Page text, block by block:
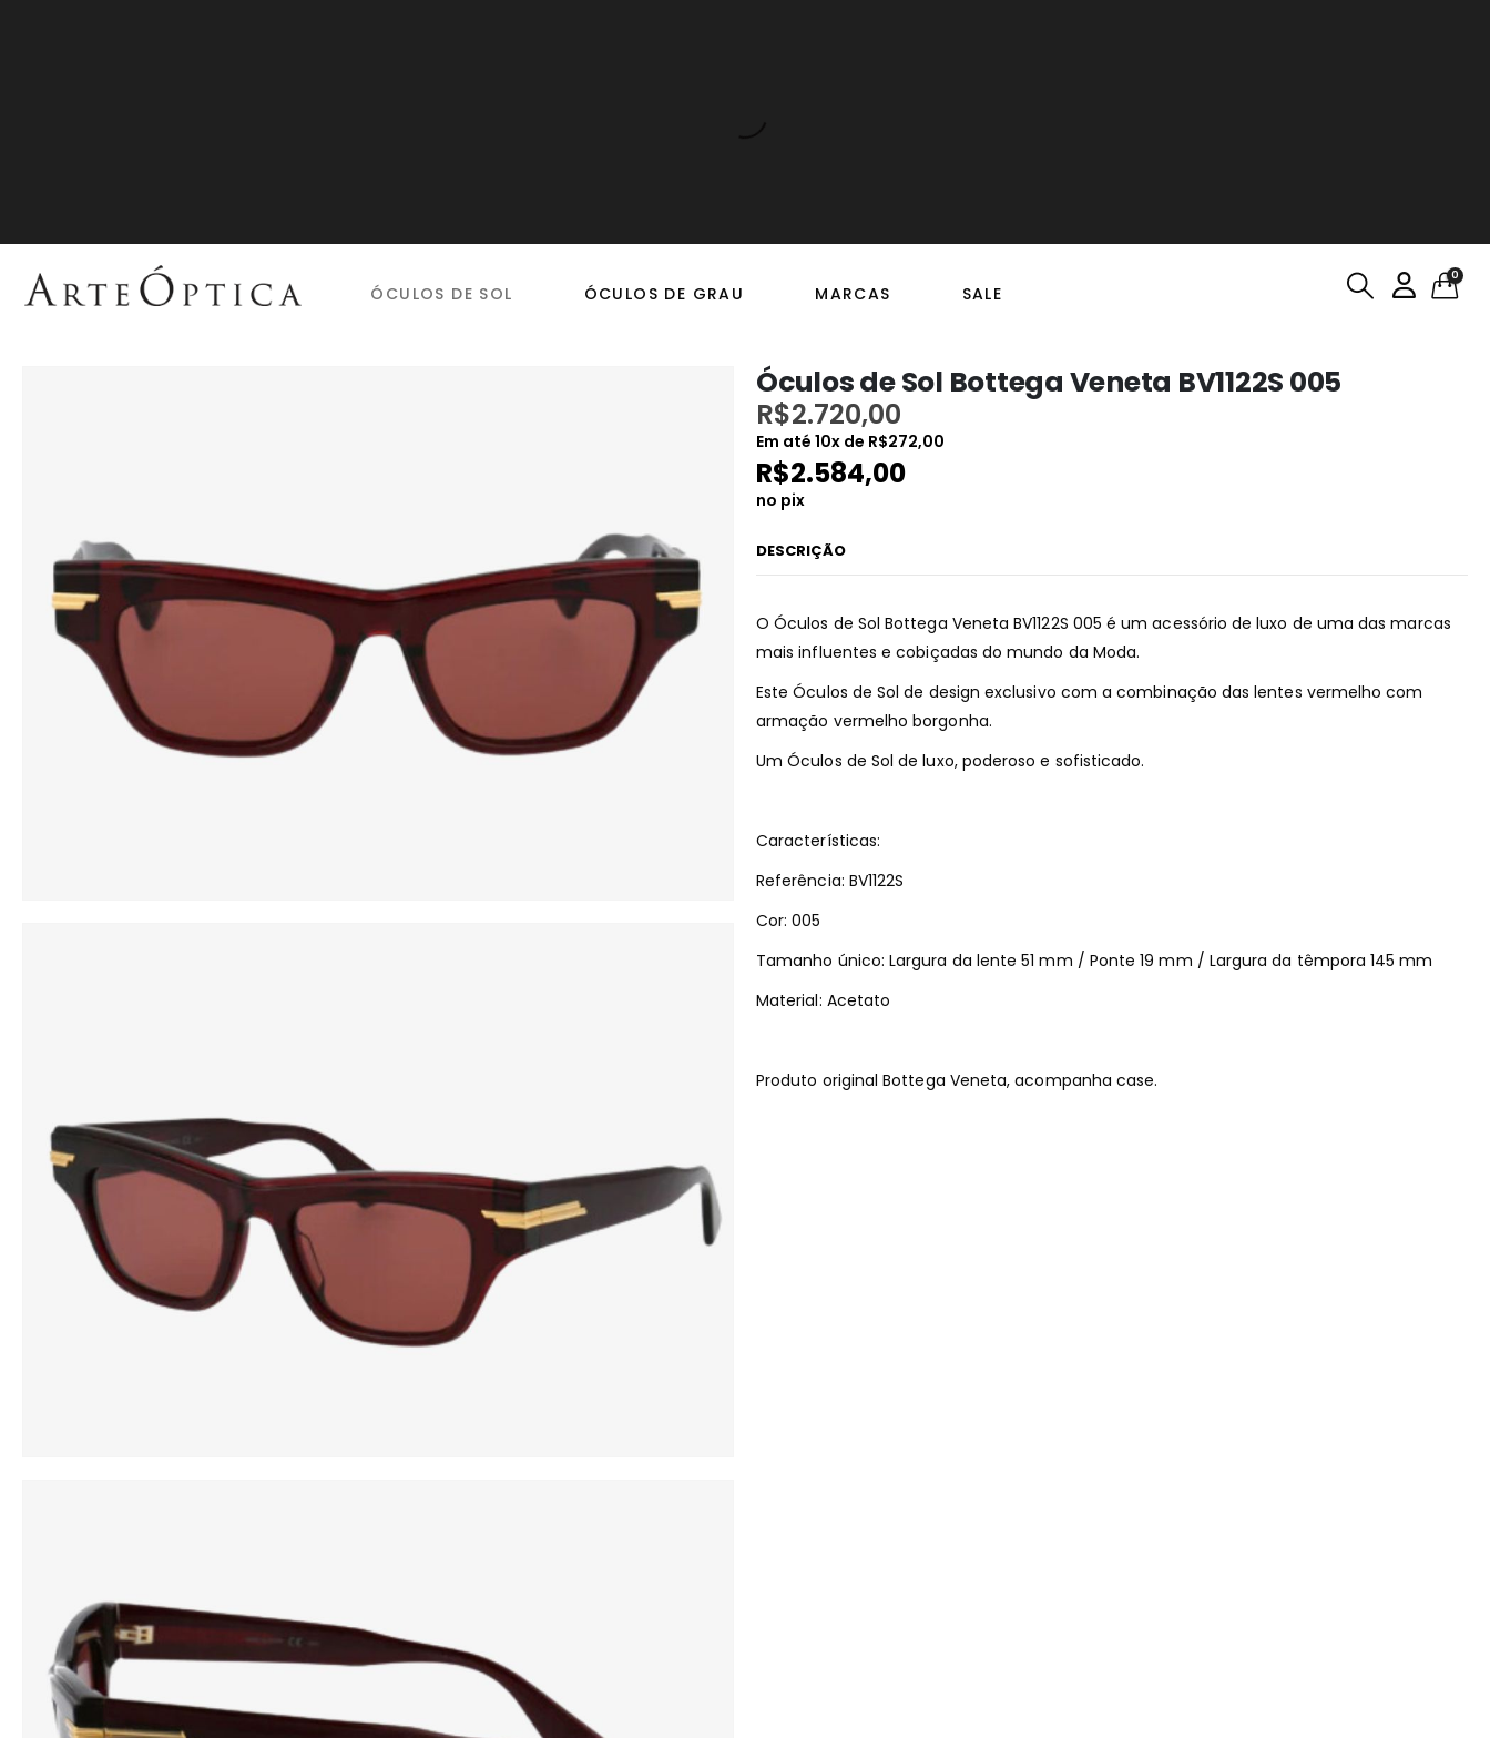
ÓCULOS DE SOL ÓCULOS DE GRAU MARCAS SALE
0
Óculos de Sol Bottega Veneta BV1122S 005
R$2.720,00
Em até 10x de R$272,00
R$2.584,00
no pix
DESCRIÇÃO
O Óculos de Sol Bottega Veneta BV1122S 005 é um acessório de luxo de uma das marcas
mais influentes e cobiçadas do mundo da Moda.
Este Óculos de Sol de design exclusivo com a combinação das lentes vermelho com
armação vermelho borgonha.
Um Óculos de Sol de luxo, poderoso e sofisticado.
Características:
Referência: BV1122S
Cor: 005
Tamanho único: Largura da lente 51 mm / Ponte 19 mm / Largura da têmpora 145 mm
Material: Acetato
Produto original Bottega Veneta, acompanha case.